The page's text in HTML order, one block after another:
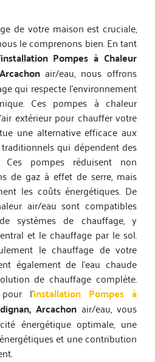
de votre maison est cruciale,
le comprenons bien. En tant
installation Pompes à Chaleur
air/eau, nous offrons
qui respecte l’environnement
Ces pompes à chaleur
extérieur pour chauffer votre
une alternative efficace aux
qui dépendent des
Ces pompes réduisent non
de gaz à effet de serre, mais
les coûts énergétiques. De
air/eau sont compatibles
systèmes de chauffage, y
et le chauffage par le sol.
le chauffage de votre
également de l’eau chaude
de chauffage complète.
l’installation Pompes à
Arcachon air/eau, vous
énergétique optimale, une
et une contribution